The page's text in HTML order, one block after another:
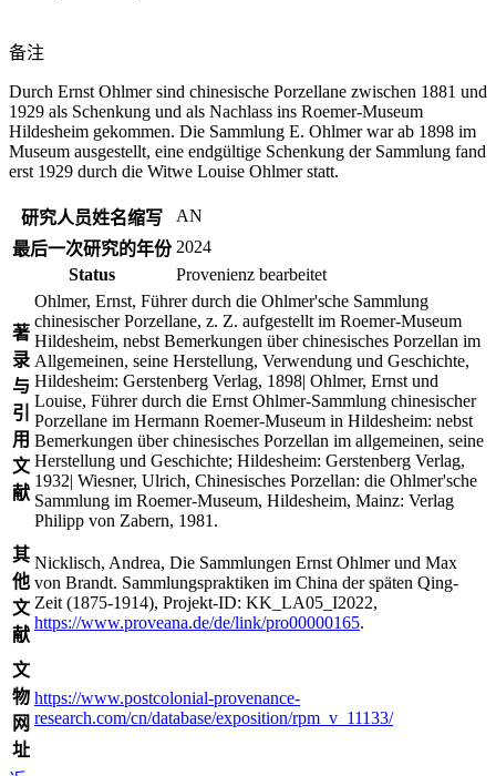
备注
Durch Ernst Ohlmer sind chinesische Porzellane zwischen 1881 und
1929 als Schenkung und als Nachlass ins Roemer-Museum
Hildesheim gekommen. Die Sammlung E. Ohlmer war ab 1898 im
Museum ausgestellt, eine endgültige Schenkung der Sammlung fand
erst 1929 durch die Witwe Louise Ohlmer statt.
研究人员姓名缩写
AN
最后一次研究的年份 2024
Status
Provenienz bearbeitet
著
录
与
引
用
文
献
Ohlmer, Ernst, Führer durch die Ohlmer'sche Sammlung
chinesischer Porzellane, z. Z. aufgestellt im Roemer-Museum
Hildesheim, nebst Bemerkungen über chinesisches Porzellan im
Allgemeinen, seine Herstellung, Verwendung und Geschichte,
Hildesheim: Gerstenberg Verlag, 1898| Ohlmer, Ernst und
Louise, Führer durch die Ernst Ohlmer-Sammlung chinesischer
Porzellane im Hermann Roemer-Museum in Hildesheim: nebst
Bemerkungen über chinesisches Porzellan im allgemeinen, seine
Herstellung und Geschichte; Hildesheim: Gerstenberg Verlag,
1932| Wiesner, Ulrich, Chinesisches Porzellan: die Ohlmer'sche
Sammlung im Roemer-Museum, Hildesheim, Mainz: Verlag
Philipp von Zabern, 1981.
其
他
文
献
Nicklisch, Andrea, Die Sammlungen Ernst Ohlmer und Max
von Brandt. Sammlungspraktiken im China der späten Qing-
Zeit (1875-1914), Projekt-ID: KK_LA05_I2022,
https://www.proveana.de/de/link/pro00000165.
文
物
网
址
https://www.postcolonial-provenance-
research.com/cn/database/exposition/rpm_v_11133/